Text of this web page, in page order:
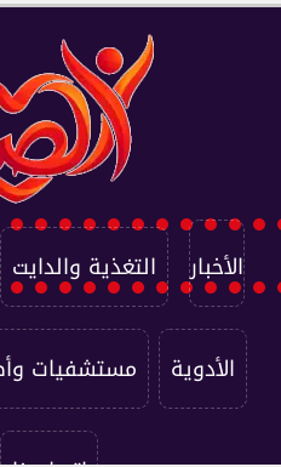
الأخبار التغذية والدايت
الأدوية مستشفيات